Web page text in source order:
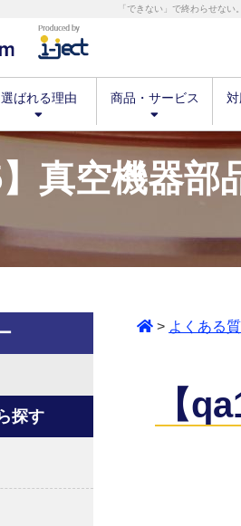
「できない」で終わらせな
選ばれる理由 商品・サービス
】真空機器
> よくある
【
探す